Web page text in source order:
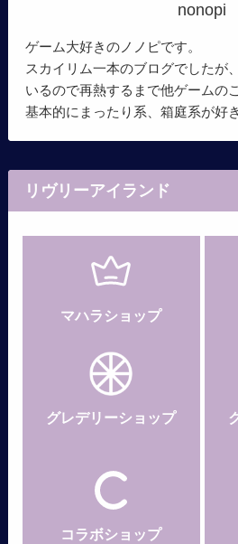
nonopi
ゲーム大好きのノノピです。
スカイリム一本のブログでしたが
いるので再熱するまで他ゲームの
基本的にまったり系、箱庭系が好
リヴリーアイランド
マハラショップ
グレデリーショップ
コラボショップ